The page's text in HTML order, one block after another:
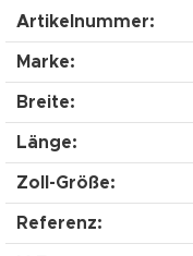
Artikelnummer:
Marke:
Breite:
Länge:
Zoll-Größe:
Referenz: